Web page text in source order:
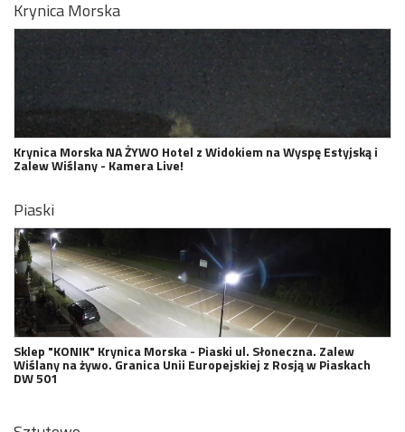
Krynica Morska
Krynica Morska NA ŻYWO Hotel z Widokiem na Wyspę Estyjską i
Zalew Wiślany - Kamera Live!
Piaski
Sklep "KONIK" Krynica Morska - Piaski ul. Słoneczna. Zalew
Wiślany na żywo. Granica Unii Europejskiej z Rosją w Piaskach
DW 501